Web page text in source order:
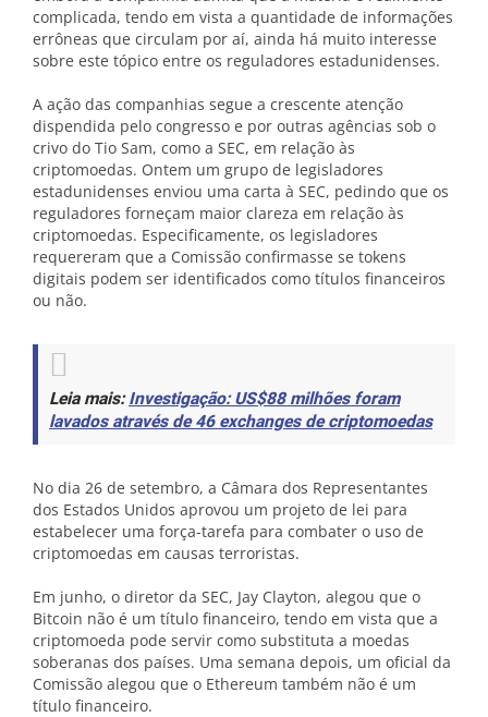
complicada, tendo em vista a quantidade de informações
errôneas que circulam por aí, ainda há muito interesse
sobre este tópico entre os reguladores estadunidenses.
A ação das companhias segue a crescente atenção
dispendida pelo congresso e por outras agências sob o
crivo do Tio Sam, como a SEC, em relação às
criptomoedas. Ontem um grupo de legisladores
estadunidenses enviou uma carta à SEC, pedindo que os
reguladores forneçam maior clareza em relação às
criptomoedas. Especificamente, os legisladores
requereram que a Comissão confirmasse se tokens
digitais podem ser identificados como títulos financeiros
ou não.
Leia mais:Investigação: US$88 milhões foram
lavados através de 46 exchanges de criptomoedas
No dia 26 de setembro, a Câmara dos Representantes
dos Estados Unidos aprovou um projeto de lei para
estabelecer uma força-tarefa para combater o uso de
criptomoedas em causas terroristas.
Em junho, o diretor da SEC, Jay Clayton, alegou que o
Bitcoin não é um título financeiro, tendo em vista que a
criptomoeda pode servir como substituta a moedas
soberanas dos países. Uma semana depois, um oficial da
Comissão alegou que o Ethereum também não é um
título financeiro.